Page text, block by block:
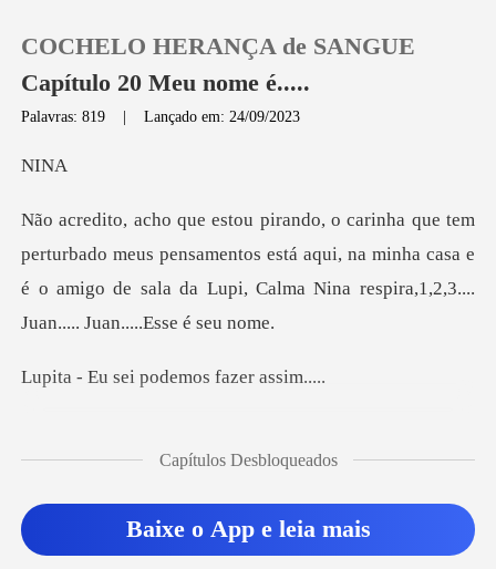
Loja
Histórico
COCHELO HERANÇA de SANGUE
Capítulo 20 Meu nome é.....
Palavras: 819 |Lançado em: 24/09/2023
I
meus pensamentos está aqui, na minha casa e
é o amigo de sala da Lu
ei podemos fa
pessoalme
Capítulos Desbloqueados
Baixe o App e leia mais